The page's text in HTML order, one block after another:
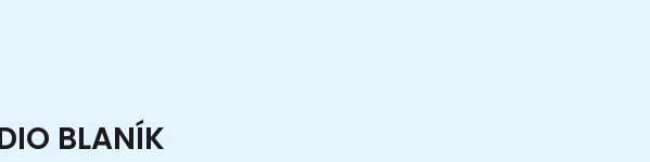
BLANÍK